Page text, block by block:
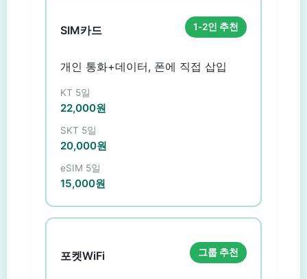
SIM카드 1-2인 추천
개인 통화+데이터, 폰에 직접 삽입
KT 5일
22,000원
SKT 5일
20,000원
eSIM 5일
15,000원
포켓WiFi 그룹 추천